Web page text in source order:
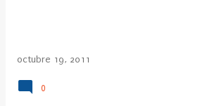
octubre 19, 2011
0